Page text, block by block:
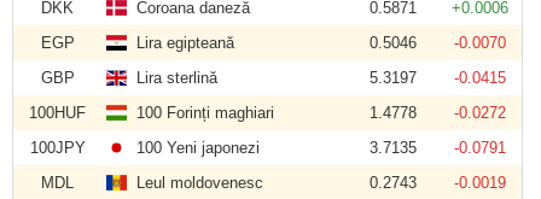
DKK
Coroana daneză 0.5871
+0.0006
EGP
Lira egipteană 0.5046
-0.0070
GBP
Lira sterlină 5.3197
-0.0415
100HUF
100 Forinți maghiari 1.4778
-0.0272
100JPY
100 Yeni japonezi 3.7135
-0.0791
MDL
Leul moldovenesc 0.2743
-0.0019